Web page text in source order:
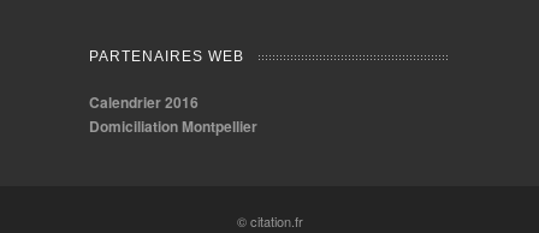
PARTENAIRES WEB
Calendrier 2016
Domiciliation Montpellier
© citation.fr